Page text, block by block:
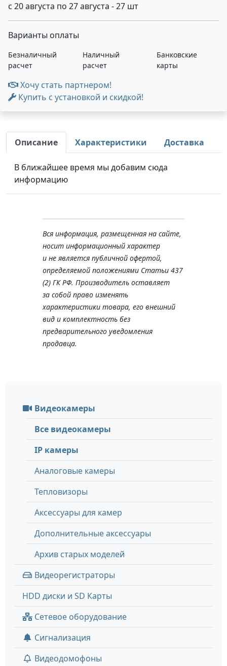
с 20 августа по 27 августа - 27 шт
Варианты оплаты
Безналичный
расчет
Наличный
расчет
Банковские
карты
Хочу стать партнером!
Купить с установкой и скидкой!
Описание Характеристики Доставка
В ближайшее время мы добавим сюда
информацию
Вся информация, размещенная на сайте,
носит информационный характер
и не является публичной офертой,
определяемой положениями Статьи 437
(2) ГК РФ. Производитель оставляет
за собой право изменять
характеристики товара, его внешний
вид и комплектность без
предварительного уведомления
продавца.
Видеокамеры
Все видеокамеры
IP камеры
Аналоговые камеры
Тепловизоры
Аксессуары для камер
Дополнительные аксессуары
Архив старых моделей
Видеорегистраторы
HDD диски и SD Карты
Сетевое оборудование
Сигнализация
Видеодомофоны